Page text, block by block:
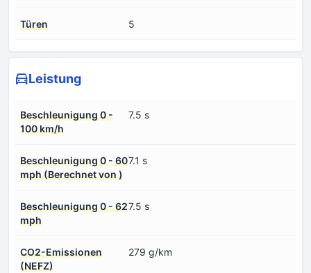
Türen 5
Leistung
Beschleunigung 0 -
100 km/h
7.5 s
Beschleunigung 0 - 60
mph (Berechnet von )
7.1 s
Beschleunigung 0 - 62
mph
7.5 s
CO2-Emissionen
(NEFZ)
279 g/km